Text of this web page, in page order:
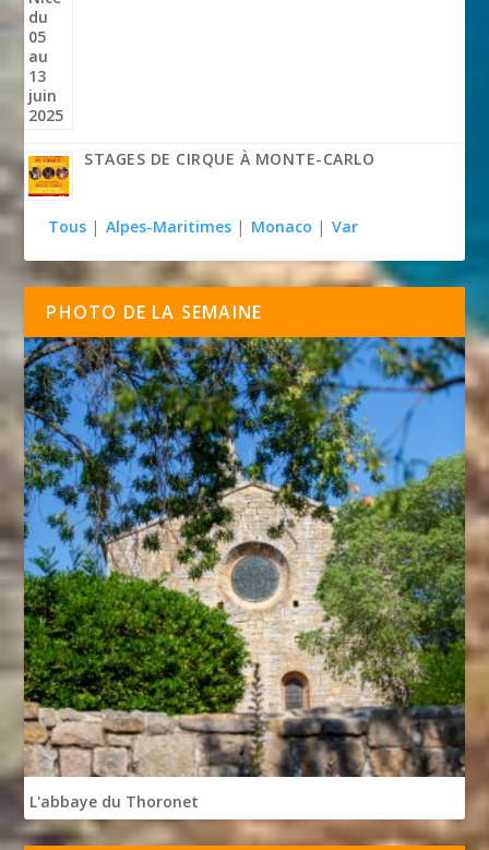
STAGES DE CIRQUE À MONTE-CARLO
Tous | Alpes-Maritimes | Monaco | Var
PHOTO DE LA SEMAINE
L'abbaye du Thoronet